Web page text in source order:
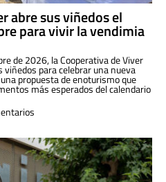
abre sus viñedos el
para vivir la vendimia
de 2026, la Cooperativa de Viver
para celebrar una nueva
una propuesta de enoturismo que
más esperados del calendario